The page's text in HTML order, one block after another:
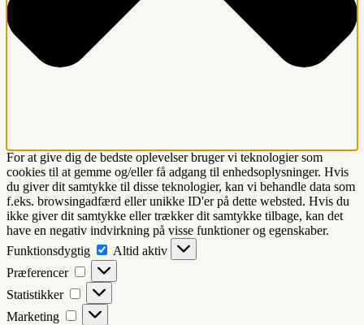
For at give dig de bedste oplevelser bruger vi teknologier som
cookies til at gemme og/eller få adgang til enhedsoplysninger. Hvis
du giver dit samtykke til disse teknologier, kan vi behandle data som
f.eks. browsingadfærd eller unikke ID'er på dette websted. Hvis du
ikke giver dit samtykke eller trækker dit samtykke tilbage, kan det
have en negativ indvirkning på visse funktioner og egenskaber.
Funktionsdygtig
Funktionsdygtig
Altid aktiv
Præferencer
Præferencer
Statistikker Statistikker
Marketing Marketing